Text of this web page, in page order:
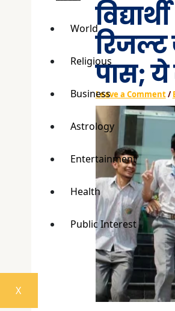
World
Religious
Business
Astrology
Entertainment
Health
Public Interest
X
रिजल्ट
पास; ये
Leave a Comment/